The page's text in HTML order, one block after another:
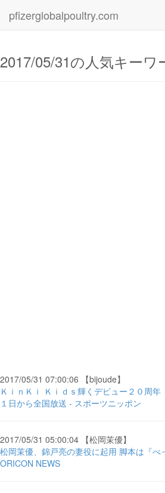
pfizerglobalpoultry.com
2017/05/31の人気キーワ
2017/05/31 07:00:06 【bijoude】
ＫｉｎＫｉ Ｋｉｄｓ輝くデビュー２０周
１日から全国放送 - スポーツニッポン
2017/05/31 05:00:04 【松岡茉優】
松岡茉優、錦戸亮の妻役に起用 脚本は『べ
ORICON NEWS